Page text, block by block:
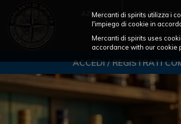
Mercanti di spirits utilizza i
l'impiego di cookie in
Mercanti di spirits uses
accordance with our cookie
AZIENDA
ACCEDI / REGISTRATI